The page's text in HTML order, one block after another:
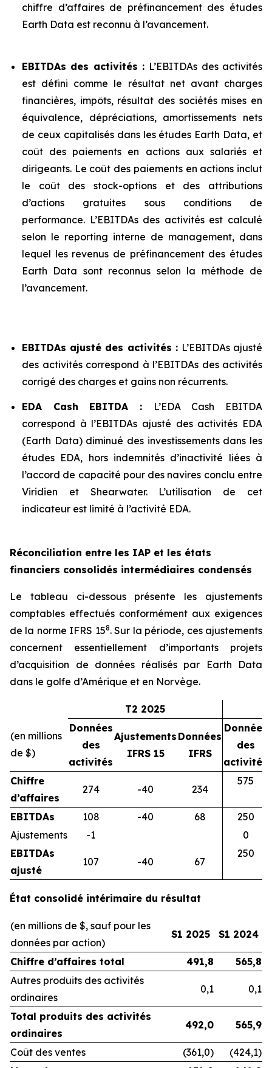
chiffre d’affaires de préfinancement des études
Earth Data est reconnu à l’avancement.
EBITDAs des activités : L’EBITDAs des activités
est défini comme le résultat net avant charges
financières, impôts, résultat des sociétés mises en
équivalence, dépréciations, amortissements nets
de ceux capitalisés dans les études Earth Data, et
coût des paiements en actions aux salariés et
dirigeants. Le coût des paiements en actions inclut
le coût des stock-options et des attributions
d’actions gratuites sous conditions de
performance. L’EBITDAs des activités est calculé
selon le reporting interne de management, dans
lequel les revenus de préfinancement des études
Earth Data sont reconnus selon la méthode de
l’avancement.
EBITDAs ajusté des activités : L’EBITDAs ajusté
des activités correspond à l’EBITDAs des activités
corrigé des charges et gains non récurrents.
EDA Cash EBITDA :
L’EDA Cash EBITDA
correspond à l’EBITDAs ajusté des activités EDA
(Earth Data) diminué des investissements dans les
études EDA, hors indemnités d’inactivité liées à
l’accord de capacité pour des navires conclu entre
Viridien et Shearwater. L’utilisation de cet
indicateur est limité à l’activité EDA.
Réconciliation entre les IAP et les états
financiers consolidés intermédiaires condensés
Le tableau ci-dessous présente les ajustements
comptables effectués conformément aux exigences
de la norme IFRS 158. Sur la période, ces ajustements
concernent essentiellement d’importants projets
d’acquisition de données réalisés par Earth Data
dans le golfe d’Amérique et en Norvège.
T2 2025
(en millions
de $)
Données
des
activités
Ajustements
IFRS 15
Données
IFRS
Données
des
activités
Chiffre
d’affaires
274 -40 234
575
EBITDAs 108 -40 68
250
Ajustements
-1
0
EBITDAs
ajusté
107 -40 67
250
État consolidé intérimaire du résultat
(en millions de $, sauf pour les
données par action)
S1 2025 S1 2024
Chiffre d’affaires total 491,8
565,8
Autres produits des activités
ordinaires
0,1 0,1
Total produits des activités
ordinaires
492,0 565,9
Coût des ventes (361,0)
(424,1)